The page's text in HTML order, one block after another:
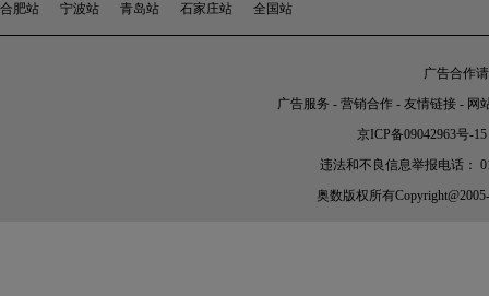
合肥站
宁波站 青岛站 石家庄站 全国站
广告合作
广告服务 - 营销合作 - 友情链接 - 网
京ICP备09042963号-15
违法和不良信息举报电话：
奥数 版权所有